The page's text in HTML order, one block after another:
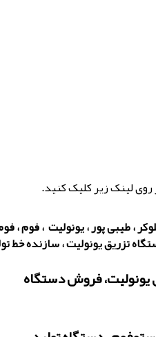
لینک زیر کلیک کنید.
، طیبی پور ، یونولیت ، فوم ،
تزریق یونولیت ، سازنده خط
فروش دستگاه